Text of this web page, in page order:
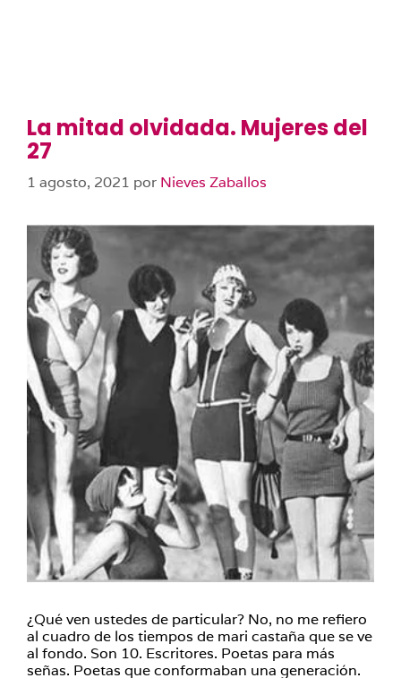
La mitad olvidada. Mujeres del
27
1 agosto, 2021 por Nieves Zaballos
¿Qué ven ustedes de particular? No, no me refiero
al cuadro de los tiempos de mari castaña que se ve
al fondo. Son 10. Escritores. Poetas para más
señas. Poetas que conformaban una generación.